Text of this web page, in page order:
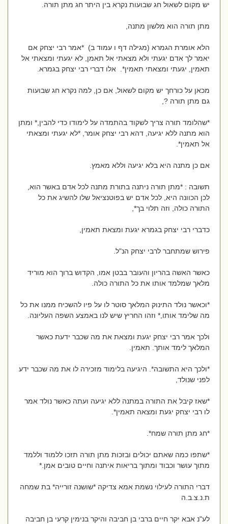
יש מקום לשאול חג שבועות נקרא בין היתר חג מתן תורה.
מתן תורה הוא מלשון מתנה,
הלא אומרת הגמרא (מגילה דף ו עמוד ב) *אמר רבי יצחק אם
יאמר לך אדם יגעתי ולא מצאתי אל תאמן, לא יגעתי ומצאתי אל
תאמין, יגעתי ומצאתי תאמין*. אלו דברי רבי יצחק בגמרא.
מכאן על כורחך יש מקום לשאול, אם כן, למה נקרא חג שבועות
גם מתן תורה ?,
*שהלומד תורה צריך לשקוד בהתמדה על לימודו כדי להבין,* ומתן
הוא מתנה ללא יגיעה, דהא רבי יצחק אומר, *לא יגעתי ומצאתי
אל תאמין*.
אם כן מתנה היא בלא יגיעה וללא מאמץ.
תשובה : *מתן תורה ניתנה בתורת מתנה לכל אדם באשר הוא,
לכן הכוונה היא, לכל אדם יש בפוטנציאל שלו להשיג את כל
התורה כולה, וזה תלוי בך*,
כדברי רבי יצחק בגמרא יגעת ומצאת תאמין,
פירוש שמתחבר לרבי יצחק הנ"ל.
כאשר האשה בהריון והעובר בבטן אמו, הקדוש ברוך הוא מוריד
מלאך שמלמד אותו את כל התורה כולה.
*וכאשר נולד התינוק המלאך סוטר לו על פיו להשכיח ממנו את כל
מה שלימד אותו,* וזהו החריץ שיש לנו באמצע השפה העליונה.
ולכך אמר רבי יצחק יגעת ומצאת את מה שכבר ידעת כאשר
המלאך לימד אותך. תאמין.
*ולכך היא התשובה*. היגיעה בלימוד מזכירה לו את מה שכבר ידע
לפני שנולד,
*שאז קיבל את התורה במתנה ללא יגיעה ועתה כאשר נולד אמר
לו רבי יצחק יגעת ומצאה תאמין*.
*חג מתן תורה שמח*.
*שתפו כמה שאתם יכולים ובזכות מתן תורה תזכו ללמוד וללמד
מתוך עושר וכבוד ומתוך בריאות איתנה וחיים טובים אמן.*
דברי התורה לעילוי נשמת אמא צדיקה *שושנה זורייה* בת שמחה
ת.נ.צ.ב.ה
לע"נ אבא יקר חיים ברבי בן חביבה והיקר בנימין קרעי בן חביבה